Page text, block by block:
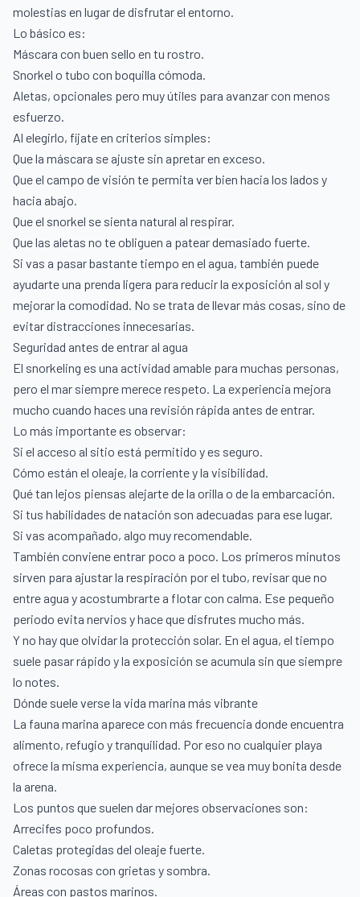
molestias en lugar de disfrutar el entorno.
Lo básico es:
Máscara con buen sello en tu rostro.
Snorkel o tubo con boquilla cómoda.
Aletas, opcionales pero muy útiles para avanzar con menos
esfuerzo.
Al elegirlo, fíjate en criterios simples:
Que la máscara se ajuste sin apretar en exceso.
Que el campo de visión te permita ver bien hacia los lados y
hacia abajo.
Que el snorkel se sienta natural al respirar.
Que las aletas no te obliguen a patear demasiado fuerte.
Si vas a pasar bastante tiempo en el agua, también puede
ayudarte una prenda ligera para reducir la exposición al sol y
mejorar la comodidad. No se trata de llevar más cosas, sino de
evitar distracciones innecesarias.
Seguridad antes de entrar al agua
El snorkeling es una actividad amable para muchas personas,
pero el mar siempre merece respeto. La experiencia mejora
mucho cuando haces una revisión rápida antes de entrar.
Lo más importante es observar:
Si el acceso al sitio está permitido y es seguro.
Cómo están el oleaje, la corriente y la visibilidad.
Qué tan lejos piensas alejarte de la orilla o de la embarcación.
Si tus habilidades de natación son adecuadas para ese lugar.
Si vas acompañado, algo muy recomendable.
También conviene entrar poco a poco. Los primeros minutos
sirven para ajustar la respiración por el tubo, revisar que no
entre agua y acostumbrarte a flotar con calma. Ese pequeño
periodo evita nervios y hace que disfrutes mucho más.
Y no hay que olvidar la protección solar. En el agua, el tiempo
suele pasar rápido y la exposición se acumula sin que siempre
lo notes.
Dónde suele verse la vida marina más vibrante
La fauna marina aparece con más frecuencia donde encuentra
alimento, refugio y tranquilidad. Por eso no cualquier playa
ofrece la misma experiencia, aunque se vea muy bonita desde
la arena.
Los puntos que suelen dar mejores observaciones son:
Arrecifes poco profundos.
Caletas protegidas del oleaje fuerte.
Zonas rocosas con grietas y sombra.
Áreas con pastos marinos.